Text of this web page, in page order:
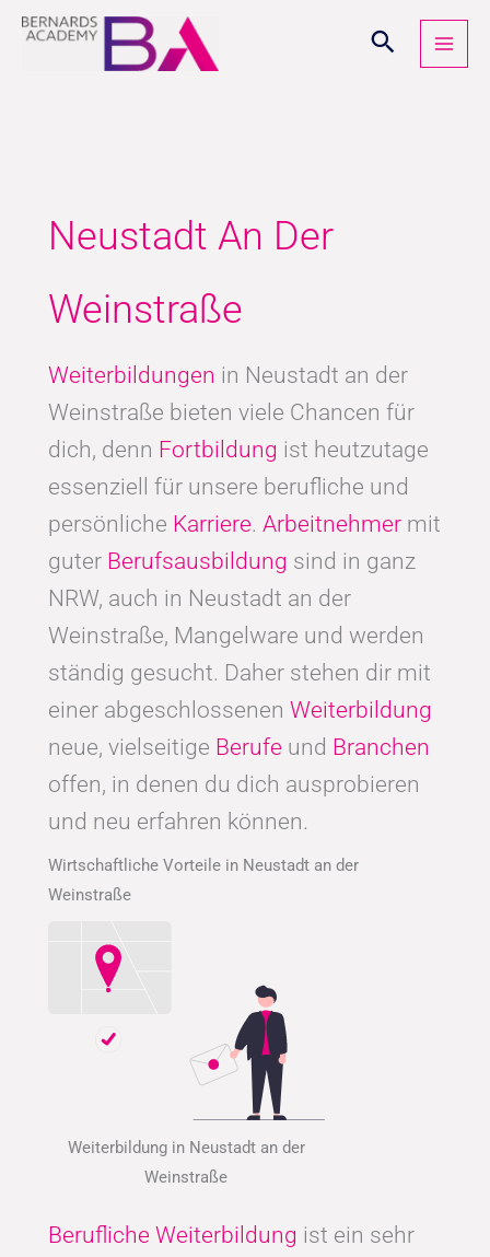
Zum
Inhalt
Neustadt An Der
Weinstraße
Weiterbildungen in Neustadt an der
Weinstraße bieten viele Chancen für
dich, denn Fortbildung ist heutzutage
essenziell für unsere berufliche und
persönliche Karriere. Arbeitnehmer mit
guter Berufsausbildung sind in ganz
NRW, auch in Neustadt an der
Weinstraße, Mangelware und werden
ständig gesucht. Daher stehen dir mit
einer abgeschlossenen Weiterbildung
neue, vielseitige Berufe und Branchen
offen, in denen du dich ausprobieren
und neu erfahren können.
Wirtschaftliche Vorteile in Neustadt an der
Weinstraße
Weiterbildung in Neustadt an der
Weinstraße
Berufliche Weiterbildung ist ein sehr